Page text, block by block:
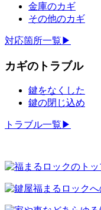
金庫のカギ
その他のカギ
対応箇所一覧▶
カギのトラブル
鍵をなくした
鍵の閉じ込め
トラブル一覧▶